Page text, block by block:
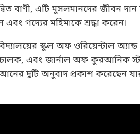
বাণী, এটি মুসলমানদের জীবন
গদ্যের মহিমাকে শ্রদ্ধা করেন।
স্কুল অফ ওরিয়েন্টাল
এবং জার্নাল অফ কুরআনিক
দুটি অনুবাদ প্রকাশ করেছেন